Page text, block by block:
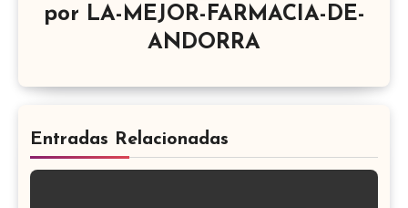
por LA-MEJOR-FARMACIA-DE-
ANDORRA
Entradas Relacionadas